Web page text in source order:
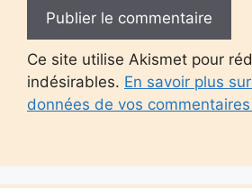
Ce site utilise Akismet pour
indésirables. En savoir plus
données de vos